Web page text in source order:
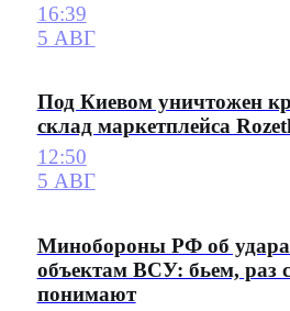
16:39
5 АВГ
Под Киевом уничтожен
склад маркетплейса
12:50
5 АВГ
Минобороны РФ об
объектам ВСУ: бьем, раз
понимают